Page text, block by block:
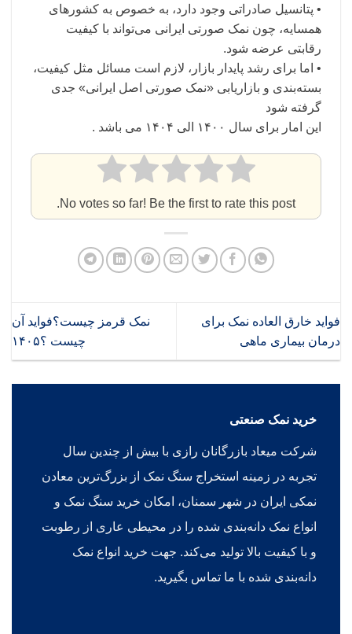
• پتانسیل صادراتی وجود دارد، به خصوص به کشورهای
همسایه، چون نمک صورتی ایرانی می‌تواند با کیفیت
رقابتی عرضه شود.
• اما برای رشد پایدار بازار، لازم است مسائل مثل کیفیت،
بسته‌بندی و بازاریابی «نمک صورتی اصل ایرانی» جدی
گرفته شود
این امار برای سال ۱۴۰۰ الی ۱۴۰۴ می باشد .
No votes so far! Be the first to rate this post.
فواید خارق العاده نمک برای
درمان بیماری ماهی
نمک قرمز چیست؟فواید آن
چیست ؟۱۴۰۵
خرید نمک صنعتی
شرکت میعاد بازرگانان رازی با بیش از چندین سال
تجربه در زمینه استخراج سنگ نمک از بزرگ‌ترین معادن
نمکی ایران در شهر سمنان، امکان خرید سنگ نمک و
انواع نمک دانه‌بندی شده را در محیطی عاری از رطوبت
و با کیفیت بالا تولید می‌کند. جهت خرید انواع نمک
دانه‌بندی شده با ما تماس بگیرید.